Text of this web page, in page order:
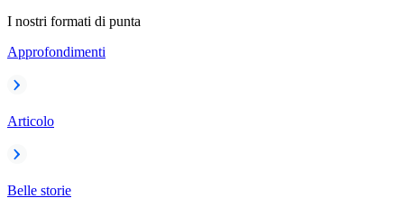
I nostri formati di punta
Approfondimenti
Articolo
Belle storie